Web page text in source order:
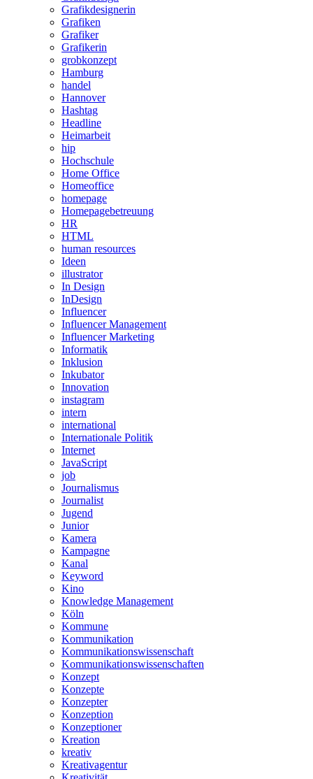
Grafikdesignerin
Grafiken
Grafiker
Grafikerin
grobkonzept
Hamburg
handel
Hannover
Hashtag
Headline
Heimarbeit
hip
Hochschule
Home Office
Homeoffice
homepage
Homepagebetreuung
HR
HTML
human resources
Ideen
illustrator
In Design
InDesign
Influencer
Influencer Management
Influencer Marketing
Informatik
Inklusion
Inkubator
Innovation
instagram
intern
international
Internationale Politik
Internet
JavaScript
job
Journalismus
Journalist
Jugend
Junior
Kamera
Kampagne
Kanal
Keyword
Kino
Knowledge Management
Köln
Kommune
Kommunikation
Kommunikationswissenschaft
Kommunikationswissenschaften
Konzept
Konzepte
Konzepter
Konzeption
Konzeptioner
Kreation
kreativ
Kreativagentur